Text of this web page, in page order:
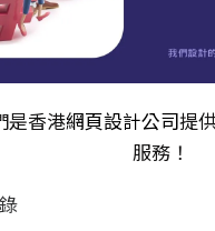
是香港網頁設計公司提
服務！